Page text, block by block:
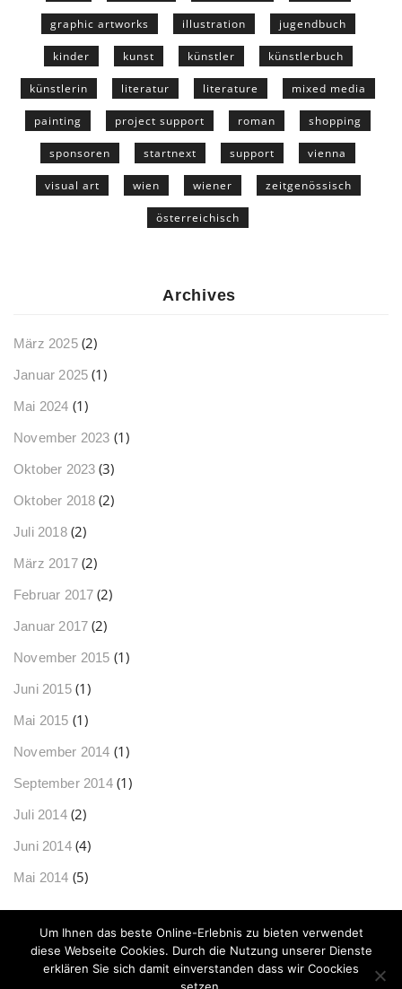
graphic artworks illustration jugendbuch
kinder kunst künstler künstlerbuch
künstlerin literatur literature mixed media
painting project support roman shopping
sponsoren startnext support vienna
visual art wien wiener zeitgenössisch
österreichisch
Archives
März 2025(2)
Januar 2025 (1)
Mai 2024 (1)
November 2023 (1)
Oktober 2023 (3)
Oktober 2018 (2)
Juli 2018(2)
März 2017(2)
Februar 2017 (2)
Januar 2017 (2)
November 2015 (1)
Juni 2015(1)
Mai 2015 (1)
November 2014 (1)
September 2014(1)
Juli 2014(2)
Juni 2014(4)
Mai 2014 (5)
frau bOLZa ©2024
Um Ihnen das beste Online-Erlebnis zu bieten verwendet
diese Webseite Cookies. Durch die Nutzung unserer Dienste
erklären Sie sich damit einverstanden dass wir Coockies